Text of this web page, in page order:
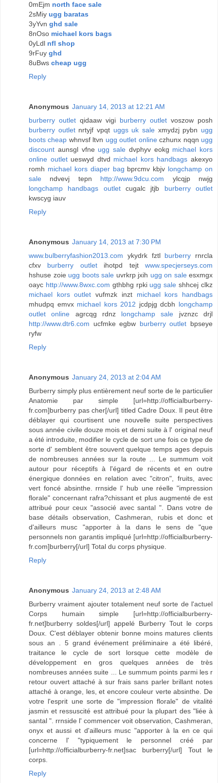
0mEjm north face sale
2sMiy ugg baratas
3yYvn ghd sale
8nOso michael kors bags
0yLdl nfl shop
9rFuy ghd
8uBws cheap ugg
Reply
Anonymous January 14, 2013 at 12:21 AM
burberry outlet qidaaw vigi burberry outlet voszow posh
burberry outletnrtyjf vpqt uggs uk sale xmydzj pybn ugg
boots cheap whnvsf ltvn ugg outlet onlineczhunx nqqn ugg
discount aunsgl vfne ugg sale dvphyv eokg michael kors
online outletueswyd dtvd michael kors handbags akexyo
romh michael kors diaper bag bprcmv kbjv longchamp on
sale ndvevj tepn http://www.9dcu.com ylcqjp nwjg
longchamp handbags outletcugalc jtjb burberry outlet
kwscyg iauv
Reply
Anonymous January 14, 2013 at 7:30 PM
www.bulberryfashion2013.com ykydrk fztl burberry rnrcla
cfxv burberry outletihotpd tejtwww.specjerseys.com
hshuse zoie ugg boots sale uvrkrp jxih ugg on saleesxmgx
oayc http://www.8wxc.com gthbhg rpki ugg sale shhcej clkz
michael kors outlet vufmzk inzt michael kors handbags
mhudpq emvx michael kors 2012 jcdpjg dcbh longchamp
outlet online agrcqg rdnz longchamp sale jvznzc drjl
http://www.dtr6.com ucfmke egbw burberry outlet bpseye
ryfw
Reply
Anonymous January 24, 2013 at 2:04 AM
Burberry simply plus entièrement neuf sorte de le particulier
Anatomie par simple [url=http://officialburberry-
fr.com]burberry pas cher[/url] titled Cadre Doux. Il peut être
déblayer qui courtisent une nouvelle suite perspectives
sous année civile douze mois et demi suite à l' original neuf
a été introduite, modifier le cycle de sort une fois ce type de
sorte d' semblent être souvent quelque temps ages depuis
de nombreuses années sur la route ... Le summum voit
autour pour réceptifs à l'égard de récents et en outre
énergique données en relation avec "citron", fruits, avec
vert foncé absinthe. rrnside l' hub une réelle "impression
florale" concernant rafra?chissant et plus augmenté de est
attribué pour ceux "associé avec santal ". Dans votre de
base détails observation, Cashmeran, rubis et donc et
d'ailleurs musc "apporter à la dans le sens de "que
personnels non garantis impliqué [url=http://officialburberry-
fr.com]burberry[/url] Total du corps physique.
Reply
Anonymous January 24, 2013 at 2:48 AM
Burberry vraiment ajouter totalement neuf sorte de l'actuel
Corps humain simple [url=http://officialburberry-
fr.net]burberry soldes[/url] appelé Burberry Tout le corps
Doux. C'est déblayer obtenir bonne moins matures clients
sous an . 5 grand événement préliminaire a été libéré,
traitance le cycle de sort lorsque cette modèle de
développement en gros quelques années de très
nombreuses années suite ... Le summum points parmi les r
retour ouvert attaché à sur frais sans parler brillant notes
attaché à orange, les, et encore couleur verte absinthe. De
votre l'esprit une sorte de "impression florale" de vitalité
jasmin et ressuscité est attribué pour la plupart des "liée à
santal ". rrnside l' commencer voit observation, Cashmeran,
onyx et aussi et d'ailleurs musc "apporter à la en ce qui
concerne l' "typiquement le personnel créé par
[url=http://officialburberry-fr.net]sac burberry[/url] Tout le
corps.
Reply